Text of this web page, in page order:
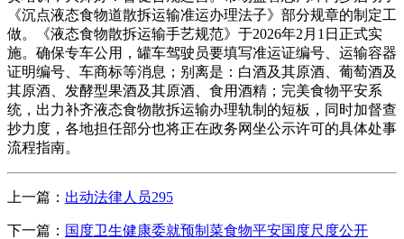
《沉点液态食物道散拆运输准运办理法子》部分规章的制定工
做。《液态食物散拆运输手艺规范》于2026年2月1日正式实
施。确保专车公用，罐车驾驶员要填写准运证编号、运输容器
证明编号、车商标等消息；别离是：白酒及其原酒、葡萄酒及
其原酒、发酵型果酒及其原酒、食用酒精；完美食物平安系
统，出力补齐液态食物散拆运输办理轨制的短板，同时加督查
抄力度，各地担任部分也将正在政务网坐公示许可的具体处事
流程指南。
上一篇： 出动法律人员295
下一篇： 国度卫生健康委就预制菜食物平安国度尺度公开